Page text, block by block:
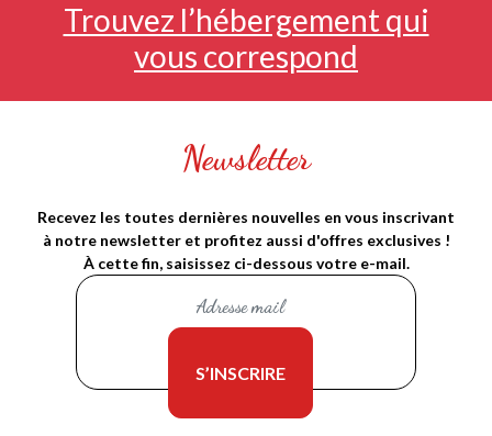
Trouvez l’hébergement qui
vous correspond
Newsletter
Recevez les toutes dernières nouvelles en vous inscrivant
à notre newsletter et profitez aussi d'offres exclusives !
À cette fin, saisissez ci-dessous votre e-mail.